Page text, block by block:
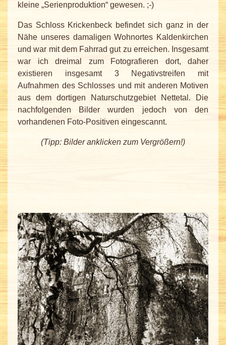
kleine „Serienproduktion“ gewesen. ;-)
Das Schloss Krickenbeck befindet sich ganz in der
Nähe unseres damaligen Wohnortes Kaldenkirchen
und war mit dem Fahrrad gut zu erreichen. Insgesamt
war ich dreimal zum Fotografieren dort, daher
existieren insgesamt 3 Negativstreifen mit
Aufnahmen des Schlosses und mit anderen Motiven
aus dem dortigen Naturschutzgebiet Nettetal. Die
nachfolgenden Bilder wurden jedoch von den
vorhandenen Foto-Positiven eingescannt.
(Tipp: Bilder anklicken zum Vergrößern!)